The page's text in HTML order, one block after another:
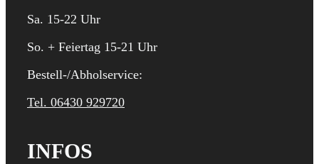
Sa. 15-22 Uhr
So. + Feiertag 15-21 Uhr
Bestell-/Abholservice:
Tel. 06430 929720
INFOS